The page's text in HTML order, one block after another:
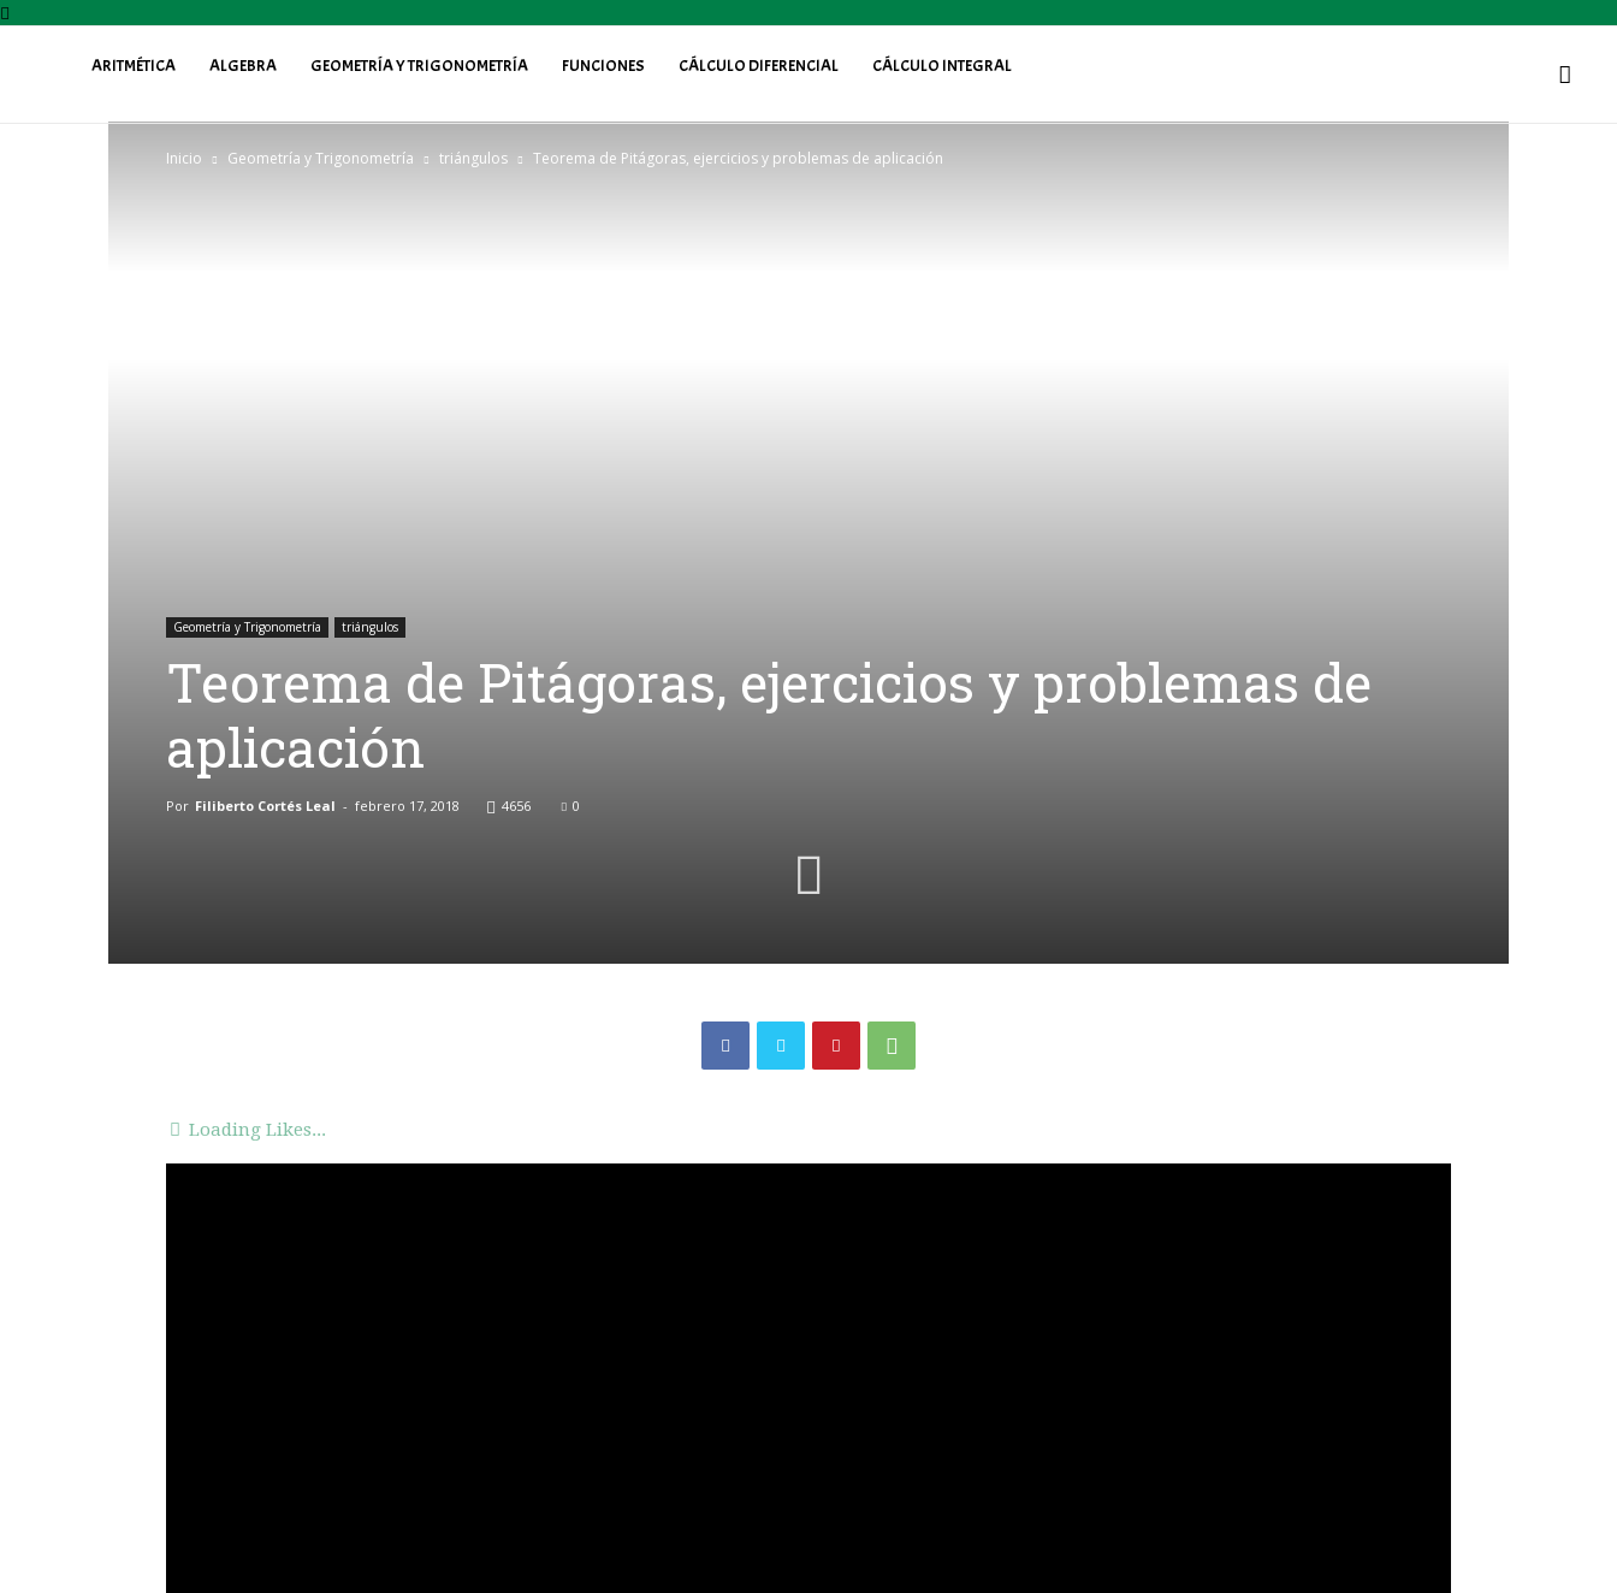
ARITMÉTICA ALGEBRA GEOMETRÍA Y TRIGONOMETRÍA FUNCIONES CÁLCULO DIFERENCIAL CÁLCULO INTEGRAL
Inicio Geometría y Trigonometría triángulos Teorema de Pitágoras, ejercicios y problemas de aplicación
Geometría y Trigonometría triángulos
Teorema de Pitágoras, ejercicios y problemas de
aplicación
Por Filiberto Cortés Leal - febrero 17, 2018 4656 0
Loading Likes...